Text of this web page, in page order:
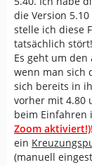
die Version
stelle ich diese
tatsächlich stört!
Es geht um
wenn man sich
sich bereits in
vorher mit 4.80
beim Einfahren
Zoom aktiviert!)
ein
(manuell